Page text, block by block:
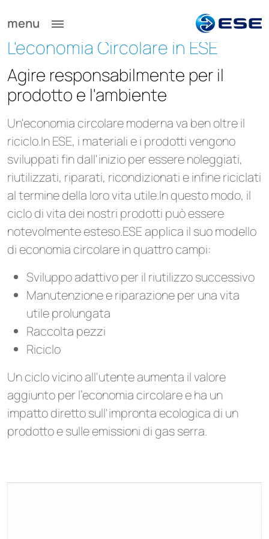
menu
L'economia Circolare in ESE
Agire responsabilmente per il
prodotto e l'ambiente
Un'economia circolare moderna va ben oltre il
riciclo.In ESE, i materiali e i prodotti vengono
sviluppati fin dall'inizio per essere noleggiati,
riutilizzati, riparati, ricondizionati e infine riciclati
al termine della loro vita utile.In questo modo, il
ciclo di vita dei nostri prodotti può essere
notevolmente esteso.ESE applica il suo modello
di economia circolare in quattro campi:
Sviluppo adattivo per il riutilizzo successivo
Manutenzione e riparazione per una vita
utile prolungata
Raccolta pezzi
Riciclo
Un ciclo vicino all'utente aumenta il valore
aggiunto per l'economia circolare e ha un
impatto diretto sull'impronta ecologica di un
prodotto e sulle emissioni di gas serra.